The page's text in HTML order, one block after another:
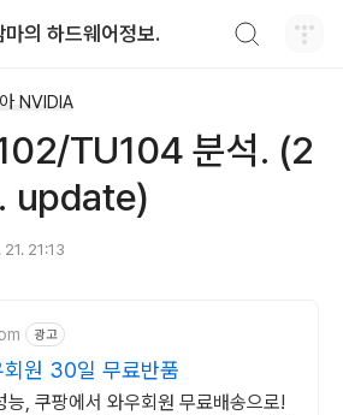
마의 하드웨어정보.
NVIDIA
TU104 분석. (2
update)
21:13
광고
원 30일 무료반품
, 쿠팡에서 와우회원 무료배송으로!